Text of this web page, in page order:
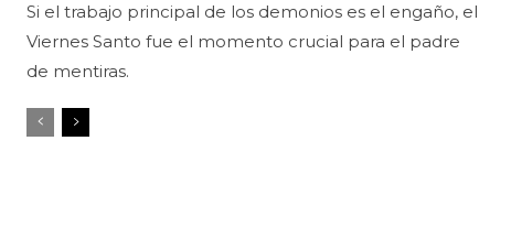
Si el trabajo principal de los demonios es el engaño, el
Viernes Santo fue el momento crucial para el padre
de mentiras.